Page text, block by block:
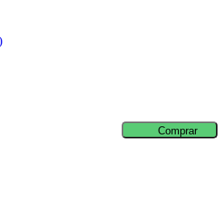
Comprar